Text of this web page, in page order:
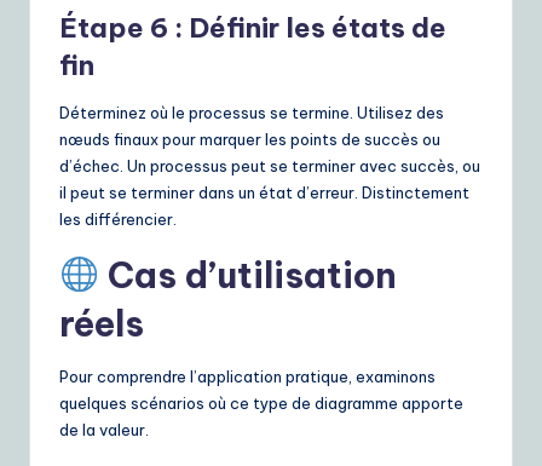
Étape 6 : Définir les états de
fin
Déterminez où le processus se termine. Utilisez des
nœuds finaux pour marquer les points de succès ou
d’échec. Un processus peut se terminer avec succès, ou
il peut se terminer dans un état d’erreur. Distinctement
les différencier.
Cas d’utilisation
réels
Pour comprendre l’application pratique, examinons
quelques scénarios où ce type de diagramme apporte
de la valeur.